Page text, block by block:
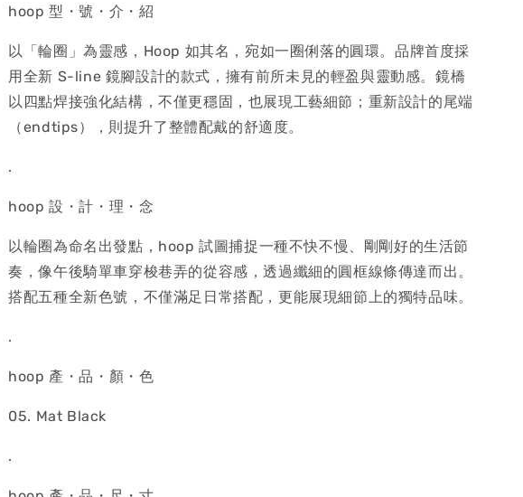
hoop 型・號・介・紹
以「輪圈」為靈感，Hoop 如其名，宛如一圈俐落的圓環。品牌首度採
用全新 S-line 鏡腳設計的款式，擁有前所未見的輕盈與靈動感。鏡橋
以四點焊接強化結構，不僅更穩固，也展現工藝細節；重新設計的尾端
（endtips），則提升了整體配戴的舒適度。
.
hoop 設・計・理・念
以輪圈為命名出發點，hoop 試圖捕捉一種不快不慢、剛剛好的生活節
奏，像午後騎單車穿梭巷弄的從容感，透過纖細的圓框線條傳達而出。
搭配五種全新色號，不僅滿足日常搭配，更能展現細節上的獨特品味。
.
hoop 產・品・顏・色
05. Mat Black
.